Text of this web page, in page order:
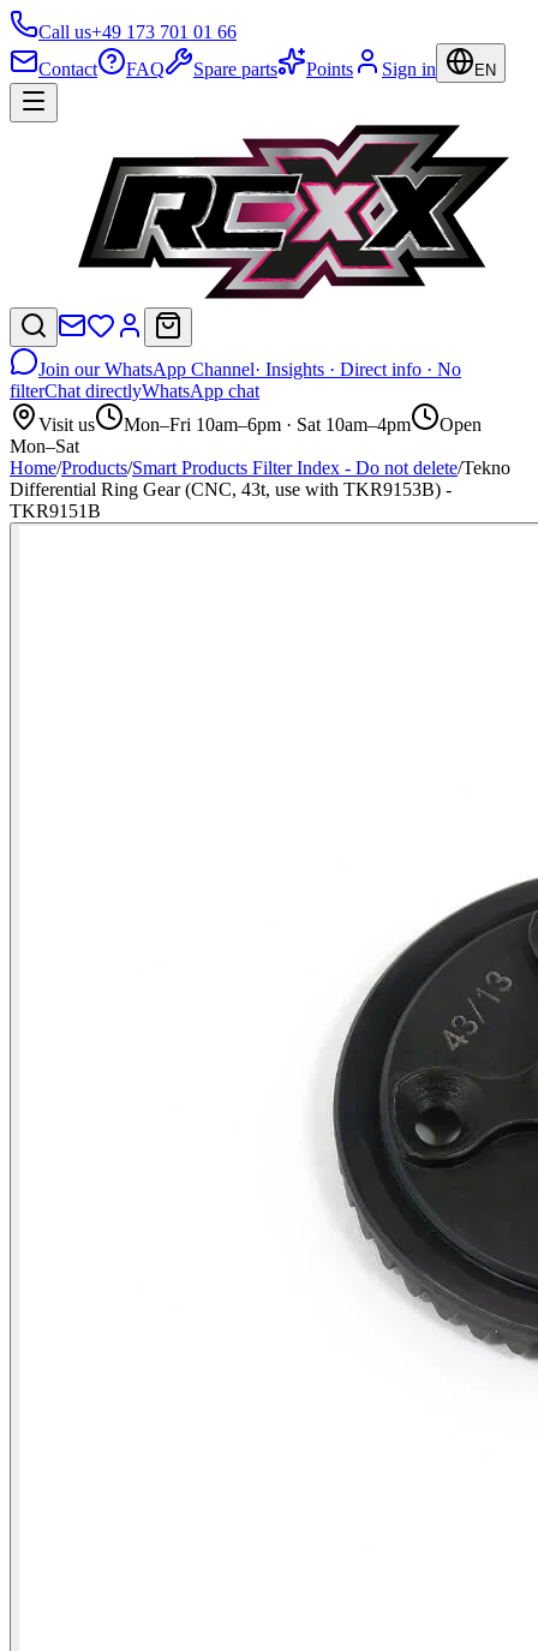
Call us+49 173 701 01 66
Contact
FAQ Spare parts Points Sign in EN
Join our WhatsApp Channel· Insights · Direct info · No
filterChat directlyWhatsApp chat
Visit us
Mon–Fri 10am–6pm · Sat 10am–4pm
Open
Mon–Sat
Home/Products/Smart Products Filter Index - Do not delete/Tekno
Differential Ring Gear (CNC, 43t, use with TKR9153B) -
TKR9151B